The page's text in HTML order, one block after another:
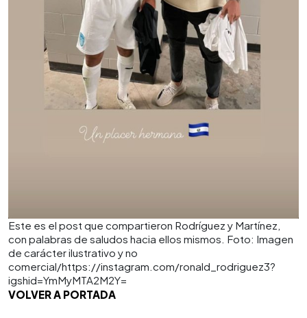
Este es el post que compartieron Rodríguez y Martínez,
con palabras de saludos hacia ellos mismos. Foto: Imagen
de carácter ilustrativo y no
comercial/https://instagram.com/ronald_rodriguez3?
igshid=YmMyMTA2M2Y=
VOLVER A PORTADA